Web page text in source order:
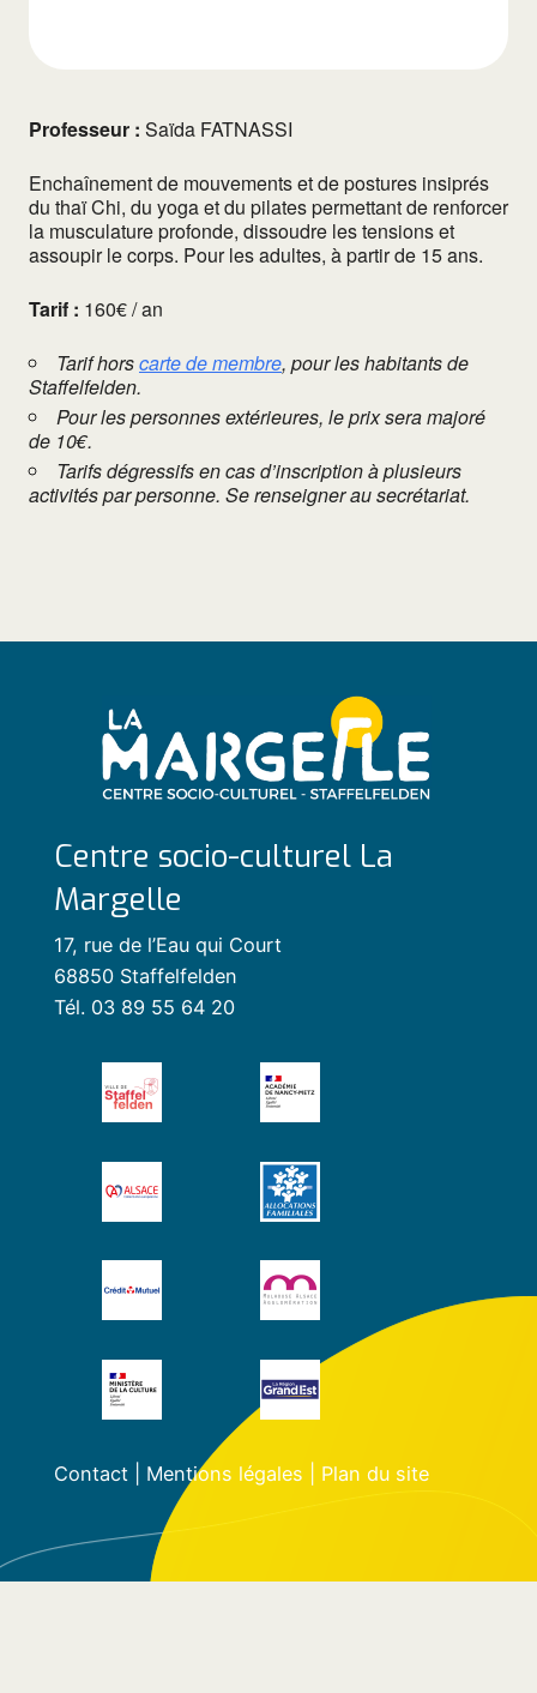
Professeur : Saïda FATNASSI
Enchaînement de mouvements et de postures insiprés
du thaï Chi, du yoga et du pilates permettant de renforcer
la musculature profonde, dissoudre les tensions et
assoupir le corps. Pour les adultes, à partir de 15 ans.
Tarif : 160€ / an
Tarif horscarte de membre, pour les habitants de
Staffelfelden.
Pour les personnes extérieures, le prix sera majoré
de 10€.
Tarifs dégressifs en cas d’inscription à plusieurs
activités par personne. Se renseigner au secrétariat.
Centre socio-culturel La
Margelle
17, rue de l’Eau qui Court
68850 Staffelfelden
Tél. 03 89 55 64 20
Contact| Mentions légales Plan du site